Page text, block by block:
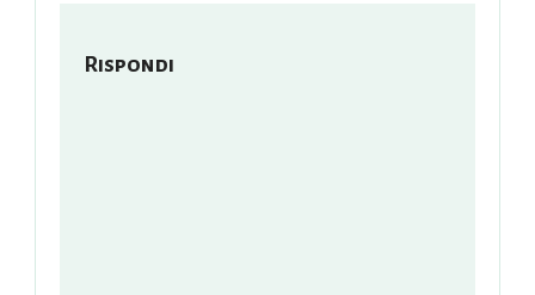
Rispondi